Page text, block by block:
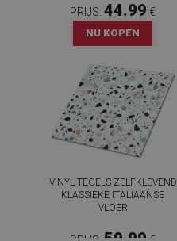
PRIJS: 44.99 €
NU KOPEN
VINYL TEGELS ZELFKLEVEND
KLASSIEKE ITALIAANSE
VLOER